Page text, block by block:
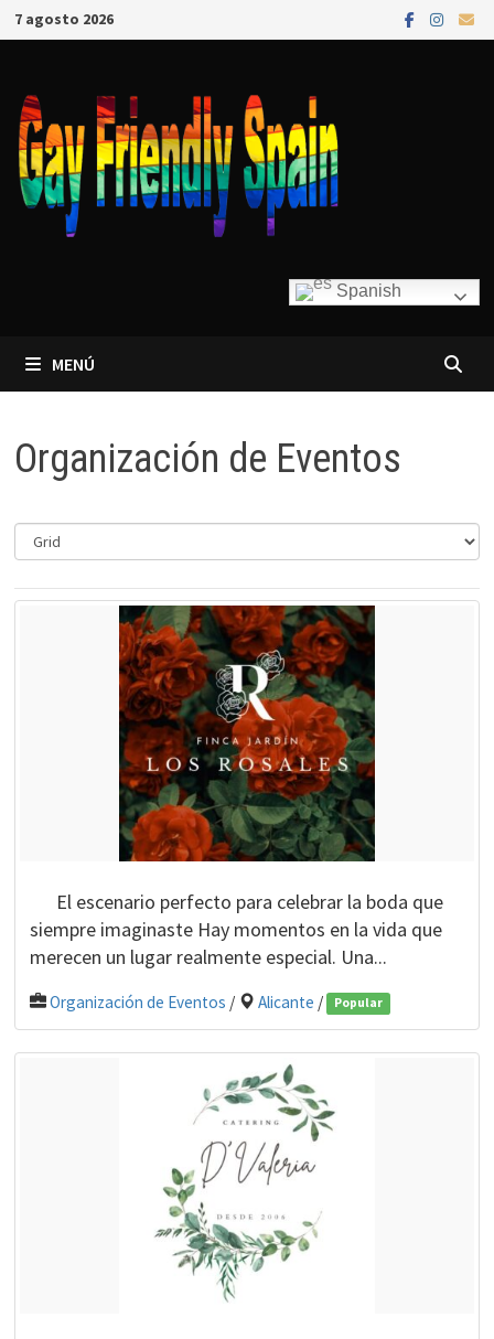
7 agosto 2026
Spanish
MENÚ
Organización de Eventos
El escenario perfecto para celebrar la boda que
siempre imaginaste Hay momentos en la vida que
merecen un lugar realmente especial. Una...
Organización de Eventos / Alicante / Popular